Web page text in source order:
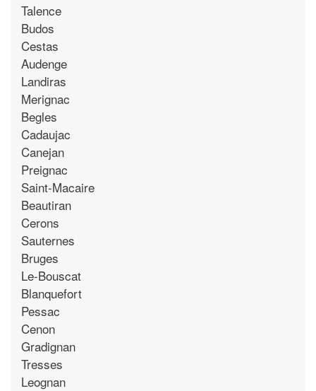
Talence
Budos
Cestas
Audenge
Landiras
Merignac
Begles
Cadaujac
Canejan
Preignac
Saint-Macaire
Beautiran
Cerons
Sauternes
Bruges
Le-Bouscat
Blanquefort
Pessac
Cenon
Gradignan
Tresses
Leognan